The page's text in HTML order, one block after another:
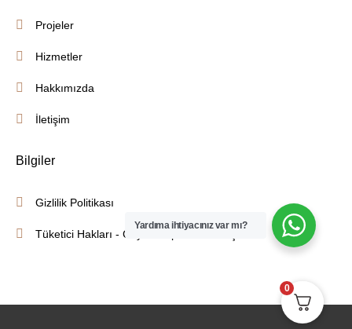
Projeler
Hizmetler
Hakkımızda
İletişim
Bilgiler
Gizlilik Politikası
Tüketici Hakları - Cayma - İptal İade Koşulları
Yardıma ihtiyacınız var mı?
0